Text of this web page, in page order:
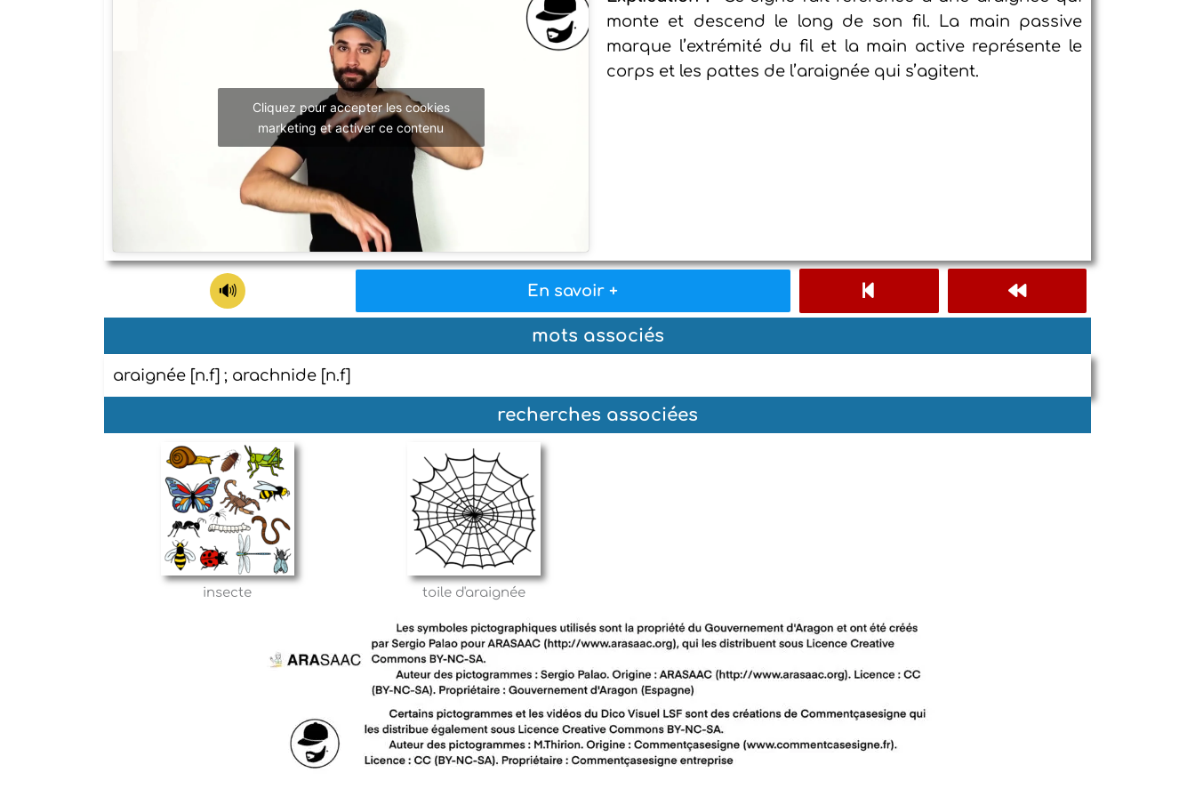
Cliquez pour accepter les cookies
marketing et activer ce contenu
monte et descend le long de son fil. La main passive
marque l’extrémité du fil et la main active représente le
corps et les pattes de l’araignée qui s’agitent.
En savoir +
mots associés
araignée [n.f] ; arachnide [n.f]
recherches associées
insecte toile d'araignée